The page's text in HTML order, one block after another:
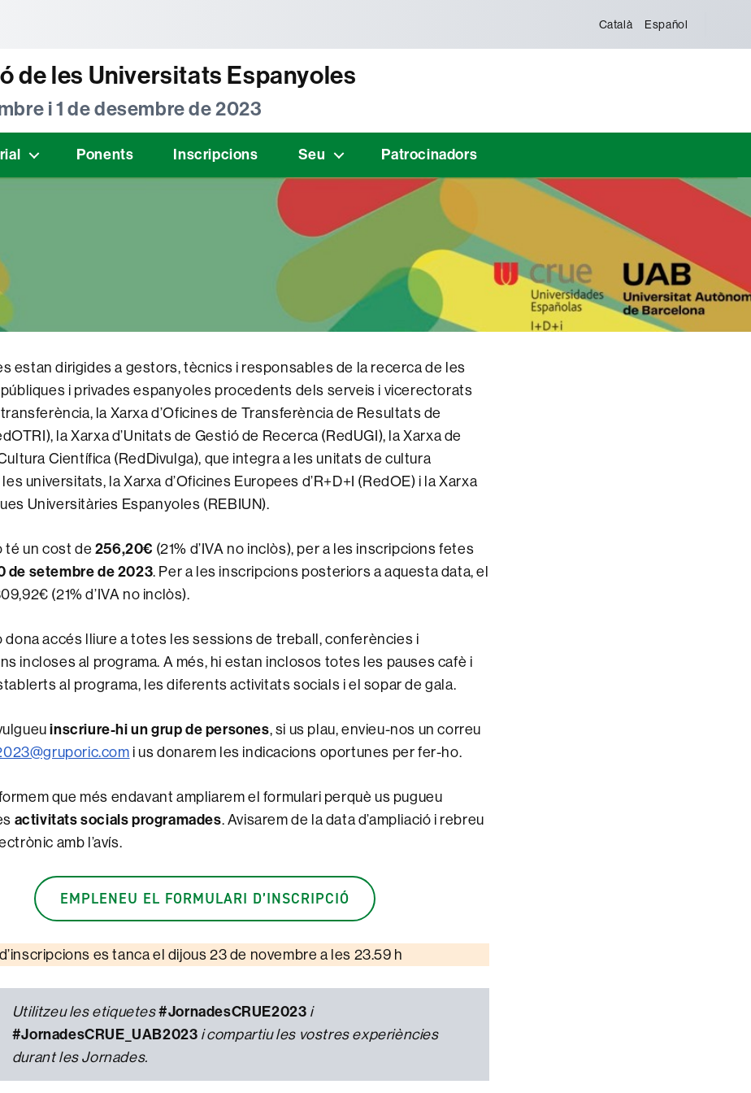
Català Español
de les Universitats Espanyoles
i 1 de desembre de 2023
Ponents Inscripcions Seu Patrocinadors
estan dirigides a gestors, tècnics i responsables de la recerca de les
i privades espanyoles procedents dels serveis i vicerectorats
la Xarxa d’Oficines de Transferència de Resultats de
la Xarxa d’Unitats de Gestió de Recerca (RedUGI), la Xarxa de
Científica (RedDivulga), que integra a les unitats de cultura
universitats, la Xarxa d’Oficines Europees d’R+D+I (RedOE) i la Xarxa
Universitàries Espanyoles (REBIUN).
té un cost de 256,20€ (21% d’IVA no inclòs), per a les inscripcions fetes
de setembre de 2023. Per a les inscripcions posteriors a aquesta data, el
(21% d’IVA no inclòs).
dona accés lliure a totes les sessions de treball, conferències i
incloses al programa. A més, hi estan inclosos totes les pauses cafè i
al programa, les diferents activitats socials i el sopar de gala.
inscriure-hi un grup de persones, si us plau, envieu-nos un correu
i us donarem les indicacions oportunes per fer-ho.
que més endavant ampliarem el formulari perquè us pugueu
activitats socials programades. Avisarem de la data d’ampliació i rebreu
amb l’avís.
EMPLENEU EL FORMULARI D’INSCRIPCIÓ
es tanca el dijous 23 de novembre a les 23.59 h
Utilitzeu les etiquetes#JornadesCRUE2023 i
#JornadesCRUE_UAB2023 i compartiu les vostres experiències
durant les Jornades.